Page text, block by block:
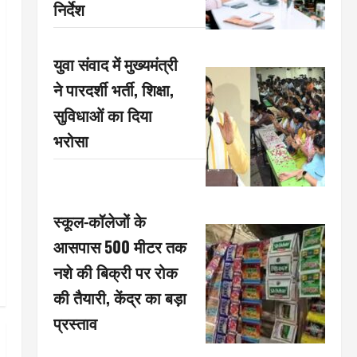
निर्देश
युवा संवाद में मुख्यमंत्री
ने पारदर्शी भर्ती, शिक्षा,
सुविधाओं का दिया
भरोसा
स्कूल-कॉलेजों के
आसपास 500 मीटर तक
नशे की बिक्री पर रोक
की तैयारी, केंद्र का बड़ा
प्रस्ताव